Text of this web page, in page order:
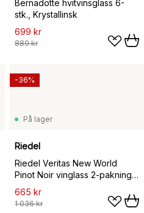
Bernadotte hvitvinsglass 6-
stk., Krystallinsk
699 kr
889 kr
På lager
Riedel
Riedel Veritas New World
Pinot Noir vinglass 2-pakning,
80 cl
665 kr
1 036 kr
-36%